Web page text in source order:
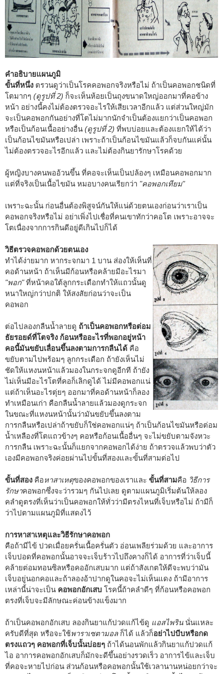
คำอธิบายแผนภูมิ
ขั้นที่หนึ่ง ตรวนดูว่าเป็นโรคคอพอกจริงหรือไม่ ถ้าเป็นคอพอกชนิดที่
โตมากๆ (ดูรูปที่ 2) ก็จะเห็นห้อยเป็นถุงขนาดใหญ่ออกมาที่คอข้าง
หน้า อย่างนี้คงไม่ต้องตรวจอะไรให้เสียเวลาอีกแล้ว แต่ส่วนใหญ่มัก
จะเป็นคอพอกกันอย่างที่โตไม่มากนักจำเป็นต้องแยกว่าเป็นคอพอก
หรือเป็นก้อนเนื้ออย่างอื่น (ดูรูปที่ 2) ที่พบบ่อยและต้องแยกให้ได้ว่า
เป็นก้อนไขมันหรือเปล่า เพราะถ้าเป็นก้อนไขมันแล้วก็จบกันแค่นั้น
ไม่ต้องตรวจอะไรอีกแล้ว และไม่ต้องกินยารักษาโรคด้วย
ผู้หญิงบางคนพออ้วนขึ้น ที่คอจะเห็นเป็นปล้องๆ เหมือนคอพอกมาก
แต่ที่จริงเป็นเนื้อไขมัน หมอบางคนเรียกว่า "คอพอกเทียม"
เพราะฉะนั้น ก่อนอื่นต้องพิสูจน์กันให้แน่ด้วยตนเองก่อนว่าเราเป็น
คอพอกจริงหรือไม่ อย่าเพิ่งไปเชื่อที่คนเขาทักว่าคอโต เพราะอาจจะ
โตเนื่องจากการกินดีอยู่ดีเกินไปก็ได้
วิธีตรวจคอพอกด้วยตนเอง
ทำได้ง่ายมาก หากระจกมา 1 บาน ส่องให้เห็นที่
คอด้านหน้า ถ้าเห็นมีก้อนหรือคล้ายมีอะไรมา
"พอก"ที่หน้าคอใต้ลูกกระเดือกทำให้แถวนั้นดู
หนาใหญ่กว่าปกติ ให้สงสัยก่อนว่าจะเป็น
คอพอก
ต่อไปลองกลืนน้ำลายดู ถ้าเป็นคอพอกหรือต่อม
ธัยรอยด์ที่โตจริง ก้อนหรืออะไรที่พอกอยู่หน้า
คอนี้มันขยับเลื่อนขึ้นลงตามการกลืนได้ คือ
ขยับตามไปพร้อมๆ ลูกกระเดือก ถ้ายังเห็นไม่
ชัดให้แหงนหน้าแล้วมองในกระจกดูอีกที ถ้ายัง
ไม่เห็นมีอะไรโตที่คอก็เลิกดูได้ ไม่มีคอพอกแน่
แต่ถ้าเห็นอะไรตุ่ยๆ ออกมาที่คอด้านหน้าก็ลอง
ทำเหมือนเก่า คือกลืนน้ำลายแล้วมองดูกระจก
ในขณะที่แหงนหน้านั้นว่ามันขยับขึ้นลงตาม
การกลืนหรือเปล่าถ้าขยับก็ใช่คอพอกแน่ๆ ถ้าเป็นก้อนไขมันหรือต่อม
น้ำเหลืองที่โตแถวข้างๆ คอหรือก้อนเนื้ออื่นๆ จะไม่ขยับตามจังหวะ
การกลืน เพราะฉะนั้นก็แยกจากคอพอกได้ง่าย ถ้าตรวจแล้วพบว่าตัว
เองมีคอพอกจริงค่อยผ่านไปขั้นที่สองและขั้นที่สามต่อไป
ขั้นที่สอง คือหาสาเหตุของคอพอกของเราและ ขั้นที่สามคือ วิธีการ
รักษาคอพอกซึ่งจะว่ารวมๆ กันไปเลย ดูตามแผนภูมิเริ่มต้นให้ลอง
คลำดูตรงที่เห็นว่าเป็นคอพอกให้ทั่วว่ามีตรงไหนที่เจ็บหรือไม่ ถ้ามีก็
ว่าไปตามแผนภูมิที่แสดงไว้
การหาสาเหตุและวิธีรักษาคอพอก
คือถ้ามีไข้ ปวดเมื่อยครั่นเนื้อครั่นตัว อ่อนเพลียร่วมด้วย และอาการ
เจ็บปอดที่คอพอกนั้นอาจจะเจ็บร้าวไปถึงคางก็ได้ อาการที่ว่าเจ็บนี้
คล้ายต่อมทอนซิลหรือคออักเสบมาก แต่ถ้าสังเกตให้ดีจะพบว่ามัน
เจ็บอยู่นอกคอและถ้าลองอ้าปากดูในคอจะไม่เห็นแดง ถ้ามีอาการ
เหล่านี้น่าจะเป็น คอพอกอักเสบ โรคนี้ถ้าคลำดีๆ ที่ก้อนหรือคอพอก
ตรงที่เจ็บจะมีลักษณะค่อนข้างแข็งมาก
ถ้าเป็นคอพอกอักเสบ ลองกินยาแก้ปวดแก้ไข้ดู แอสไพรินนั่นแหละ
ครับดีที่สุด หรือจะใช้พาราเซตามอล ก็ได้ แล้วก็อย่าไปบีบหรือกด
ตรงแถวๆ คอพอกที่เจ็บนั้นบ่อยๆ ถ้าได้นอนพักแล้วกินยาแก้ปวดแก้
ไอ อาการคอพอกอักเสบก็มักจะดีขึ้นอย่างรวดเร็ว อาการไข้และเจ็บ
ที่คอจะหายไปก่อน ส่วนก้อนหรือคอพอกนั้นใช้เวลานานหน่อยกว่าจะ